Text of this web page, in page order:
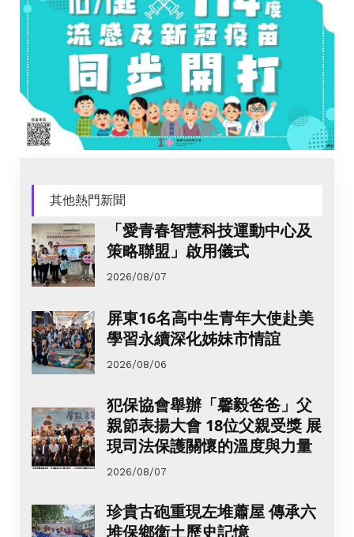
其他熱門新聞
「愛青春智慧科技運動中心及
策略聯盟」啟用儀式
2026/08/07
屏東16名高中生青年大使赴美
學習永續深化姊妹市情誼
2026/08/06
犯保協會舉辦「馨毅爸爸」父
親節表揚大會 18位父親受獎 展
現司法保護關懷的溫度與力量
2026/08/07
珍貴古砲重現左堆蕭屋 傳承六
堆保鄉衛土歷史記憶